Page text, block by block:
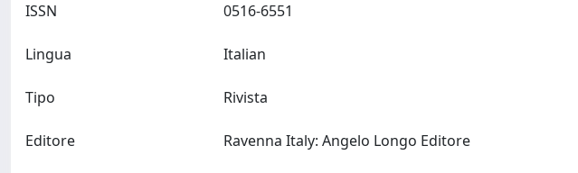
ISSN
Lingua
Tipo Rivista
Editore